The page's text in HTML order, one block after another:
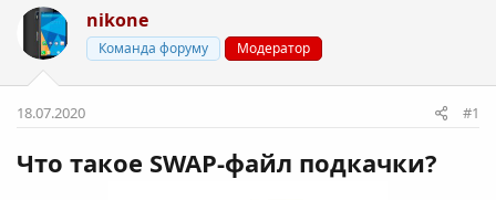
т
о
р
т
е
и
т
а
с
т
е
nikone
Команда форуму Модератор
18.07.2020 #1
Что такое SWAP-файл подкачки?